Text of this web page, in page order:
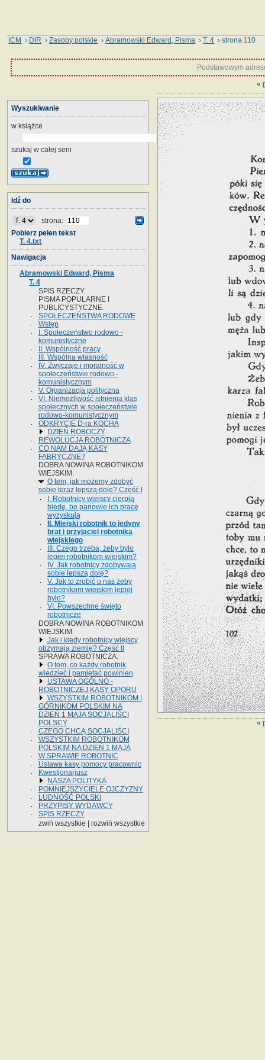
ICM › DIR ›Zasoby polskie ›Abramowski Edward, Pisma ›T. 4 › strona 110
Podstawowym
«
«
Wyszukiwanie
w książce
szukaj w całej serii
Idź do
strona:
Pobierz pełen tekst
T. 4.txt
Nawigacja
Abramowski Edward, Pisma
T. 4
SPIS RZECZY.
PISMA POPULARNE I
PUBLICYSTYCZNE.
SPOŁECZEŃSTWA RODOWE
Wstęp
I. Społeczeństwo rodowo -
komunistyczne
II. Wspólność pracy
III. Wspólna własność
IV. Zwyczaje i moralność w
społeczeństwie rodowo -
komunistycznym
V. Organizacja polityczna
VI. Niemożliwość istnienia klas
społecznych w społeczeństwie
rodowo-komunistycznym
ODKRYCIE D-ra KOCHA
DZIEŃ ROBOCZY
REWOLUCJA ROBOTNICZA
CO NAM DAJĄ KASY
FABRYCZNE?
DOBRA NOWINA ROBOTNIKOM
WIEJSKIM.
O tem, jak możemy zdobyć
sobie teraz lepszą dolę? Część I
I. Robotnicy wiejscy cierpią
biedę, bo panowie ich pracę
wyzyskują
II. Miejski robotnik to jedyny
brat i przyjaciel robotnika
wiejskiego
III. Czego trzeba, żeby było
lepiej robotnikom wiejskim?
IV. Jak robotnicy zdobywają
sobie lepszą dolę?
V. Jak to zrobić u nas żeby
robotnikom wiejskim lepiej
było?
VI. Powszechne święto
robotnicze
DOBRA NOWINA ROBOTNIKOM
WIEJSKIM.
Jak i kiedy robotnicy wiejscy
otrzymają ziemię? Część II
SPRAWA ROBOTNICZA.
O tem, co każdy robotnik
wiedzieć i pamiętać powinien
USTAWA OGÓLNO -
ROBOTNICZEJ KASY OPORU
WSZYSTKIM ROBOTNIKOM I
GÓRNIKOM POLSKIM NA
DZIEŃ 1 MAJA SOCJALIŚCI
POLSCY
CZEGO CHCĄ SOCJALIŚCI
WSZYSTKIM ROBOTNIKOM
POLSKIM NA DZIEŃ 1 MAJA
W SPRAWIE ROBOTNIC
Ustawa kasy pomocy pracownic
Kwestjonarjusz
NASZA POLITYKA
POMNIEJSZYCIELE OJCZYZNY
LUDNOŚĆ POLSKI
PRZYPISY WYDAWCY
SPIS RZECZY
zwiń wszystkie | rozwiń wszystkie